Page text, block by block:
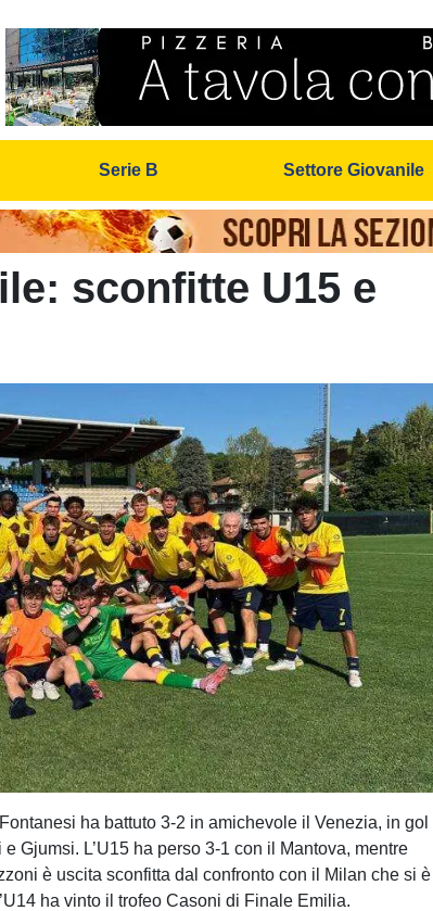
Serie B Settore Giovanile
sconfitte U15 e
Fontanesi ha battuto 3-2 in amichevole il Venezia, in gol
Gjumsi. L’U15 ha perso 3-1 con il Mantova, mentre
è uscita sconfitta dal confronto con il Milan che si è
ha vinto il trofeo Casoni di Finale Emilia.